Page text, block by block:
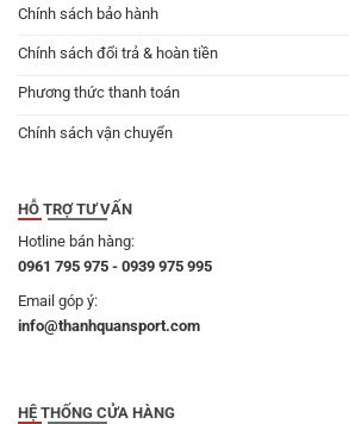
Chính sách bảo hành
Chính sách đổi trả & hoàn tiền
Phương thức thanh toán
Chính sách vận chuyển
HỖ TRỢ TƯ VẤN
Hotline bán hàng:
0961 795 975 - 0939 975 995
Email góp ý:
info@thanhquansport.com
HỆ THỐNG CỬA HÀNG